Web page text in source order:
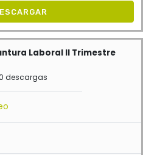
Laboral II Trimestre
descargas